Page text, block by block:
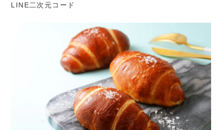
LINE二次元コード